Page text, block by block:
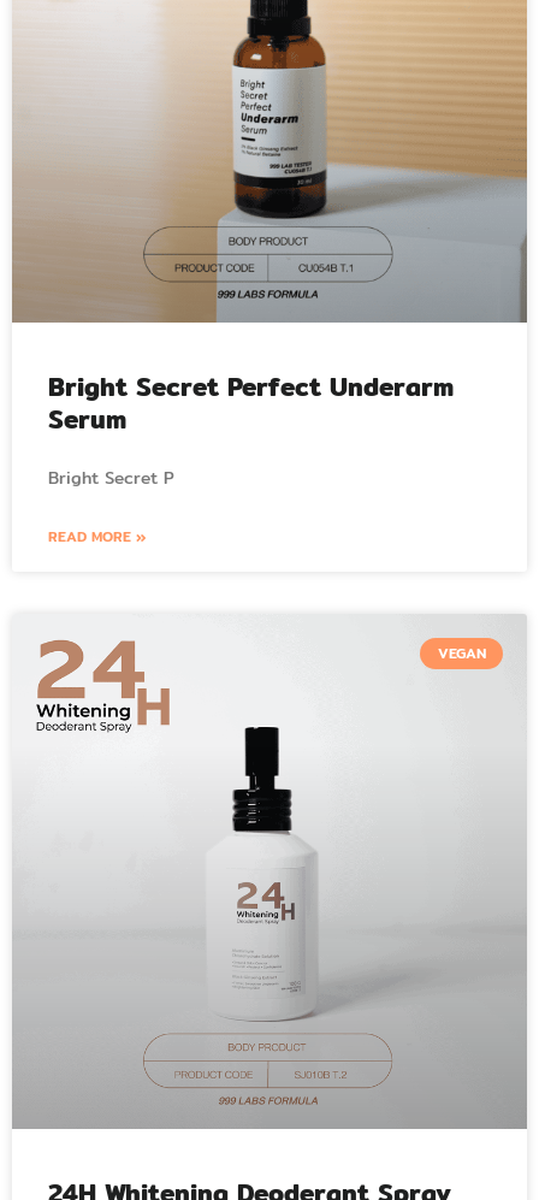
Bright Secret Perfect Underarm
Serum
Bright Secret P
READ MORE »
VEGAN